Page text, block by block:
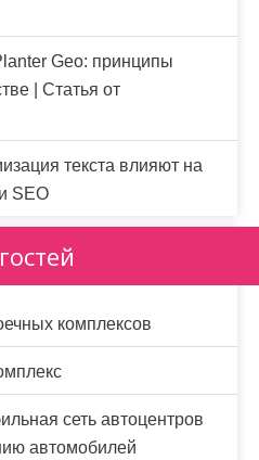
Geo: принципы
| Статья от
текста влияют на
SEO
комплексов
сеть автоцентров
автомобилей